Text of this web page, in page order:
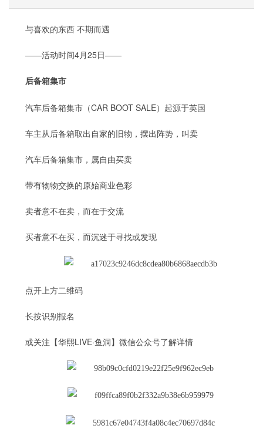
与喜欢的东西 不期而遇
——活动时间4月25日——
后备箱集市
汽车后备箱集市（CAR BOOT SALE）起源于英国
车主从后备箱取出自家的旧物，摆出阵势，叫卖
汽车后备箱集市，属自由买卖
带有物物交换的原始商业色彩
卖者意不在卖，而在于交流
买者意不在买，而沉迷于寻找或发现
点开上方二维码
长按识别报名
或关注【华熙LIVE·鱼洞】微信公众号了解详情